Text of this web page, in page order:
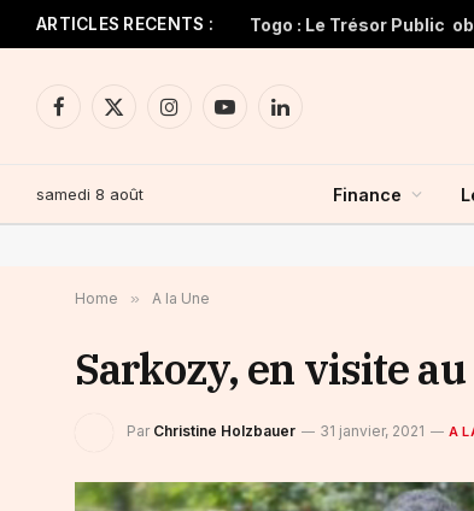
ARTICLES RECENTS :
Facebook
X
InstagramYouTubeLinkedIn
samedi 8 août Finance
Home » A la Une
Sarkozy, en visite
Par Christine Holzbauer 31 janvier, 2021 A